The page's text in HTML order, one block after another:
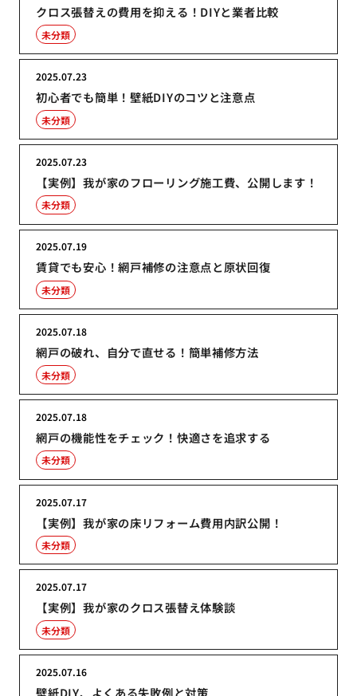
クロス張替えの費用を抑える！DIYと業者比較
未分類
初心者でも簡単！壁紙DIYのコツと注意点
2025.07.23
未分類
【実例】我が家のフローリング施工費、公開します！
2025.07.23
未分類
賃貸でも安心！網戸補修の注意点と原状回復
2025.07.19
未分類
網戸の破れ、自分で直せる！簡単補修方法
2025.07.18
未分類
網戸の機能性をチェック！快適さを追求する
2025.07.18
未分類
【実例】我が家の床リフォーム費用内訳公開！
2025.07.17
未分類
【実例】我が家のクロス張替え体験談
2025.07.17
未分類
壁紙DIY、よくある失敗例と対策
2025.07.16